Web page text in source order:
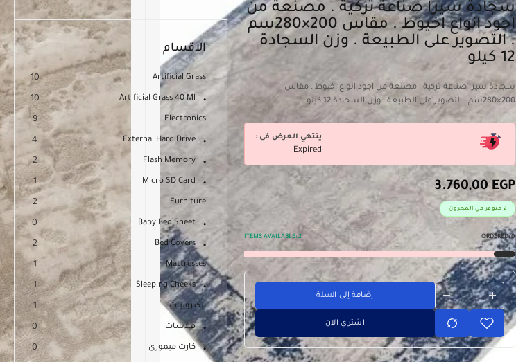
سجادة سيرا صناعة تركية . مصنعة من
اجود انواع اخيوط . مقاس 200×280سم
. التصوير على الطبيعة . وزن السجادة
12 كيلو
سجادة سيرا صناعة تركية . مصنعة من اجود انواع اخيوط . مقاس
200×280سم . التصوير على الطبيعة . وزن السجادة 12 كيلو
ينتهي العرض فى :
Expired
3.760,00EGP
2 متوفر في المخزون
ORDERED:0
ITEMS AVAILABLE:2
إضافة إلى السلة
اشتري الان
الاقسام
Artificial Grass
10
Artificial Grass 40 Ml
10
Electronics
9
External Hard Drive
4
Flash Memory
2
Micro SD Card
1
Furniture
2
Baby Bed Sheet
0
Bed Covers
2
Mattresses
1
Sleeping Cheeks
1
الكترونيات 1
فلاشات 0
كارت ميمورى 0